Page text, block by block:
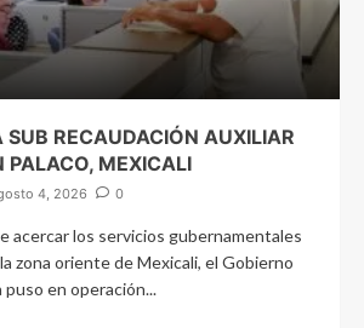
SUB RECAUDACIÓN AUXILIAR
PALACO, MEXICALI
4, 2026 0
acercar los servicios gubernamentales
zona oriente de Mexicali, el Gobierno
puso en operación...